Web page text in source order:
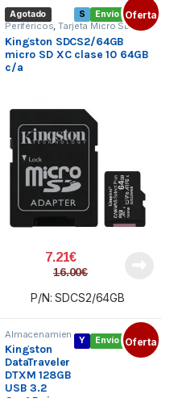
Envío gratis
S
Agotado Oferta
Periféricos,Tarjeta Micro SD,
Tarjetas de memoria
Kingston SDCS2/64GB
micro SD XC clase 10 64GB
c/a
7.21€
16.00€
P/N: SDCS2/64GB
Envío gratis
Y Oferta
Almacenamien
to externo
Pendrive USB
3.X,Periféricos
Kingston
DataTraveler
DTXM 128GB
USB 3.2
Gen1 Rojo